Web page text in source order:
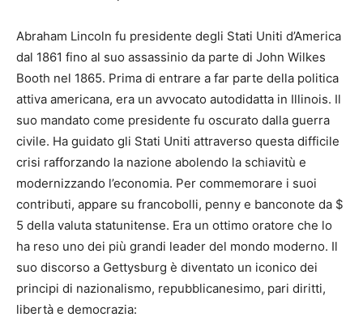
Abraham Lincoln fu presidente degli Stati Uniti d’America
dal 1861 fino al suo assassinio da parte di John Wilkes
Booth nel 1865. Prima di entrare a far parte della politica
attiva americana, era un avvocato autodidatta in Illinois. Il
suo mandato come presidente fu oscurato dalla guerra
civile. Ha guidato gli Stati Uniti attraverso questa difficile
crisi rafforzando la nazione abolendo la schiavitù e
modernizzando l’economia. Per commemorare i suoi
contributi, appare su francobolli, penny e banconote da $
5 della valuta statunitense. Era un ottimo oratore che lo
ha reso uno dei più grandi leader del mondo moderno. Il
suo discorso a Gettysburg è diventato un iconico dei
principi di nazionalismo, repubblicanesimo, pari diritti,
libertà e democrazia: